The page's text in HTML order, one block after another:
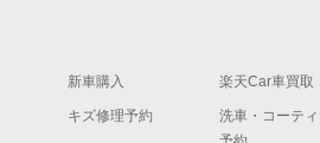
新車購入 楽天Car車買取
キズ修理予約
洗車・コーテ